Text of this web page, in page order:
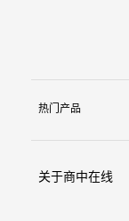
热门产品
关于商中在线